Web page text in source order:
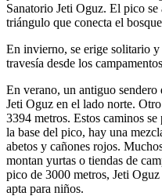
Sanatorio Jeti Oguz. El pico
triángulo que conecta el
En invierno, se erige solitario y
travesía desde los
En verano, un antiguo
Jeti Oguz en el lado norte.
3394 metros. Estos caminos
la base del pico, hay una
abetos y cañones rojos.
montan yurtas o tiendas de
pico de 3000 metros, Jeti
apta para niños.